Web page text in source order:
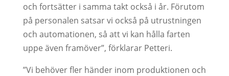
och fortsätter i samma takt också i år. Förutom
på personalen satsar vi också på utrustningen
och automationen, så att vi kan hålla farten
uppe även framöver”, förklarar Petteri.
”Vi behöver fler händer inom produktionen och